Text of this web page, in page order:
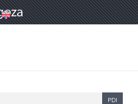
PDI